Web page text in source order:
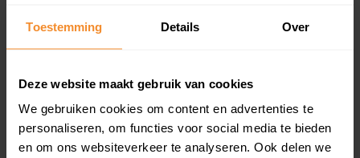
Toestemming Details Over
Deze website maakt gebruik van cookies
We gebruiken cookies om content en advertenties te
personaliseren, om functies voor social media te bieden
en om ons websiteverkeer te analyseren. Ook delen we
Bouwjaar